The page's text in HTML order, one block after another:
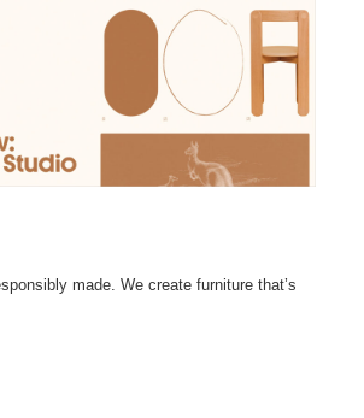
made. We create furniture that’s